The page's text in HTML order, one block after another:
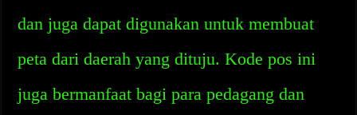
dan juga dapat digunakan untuk membuat
peta dari daerah yang dituju. Kode pos ini
juga bermanfaat bagi para pedagang dan